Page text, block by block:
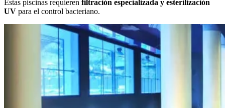
Estas piscinas requieren filtración especializada y esterilización
UV para el control bacteriano.